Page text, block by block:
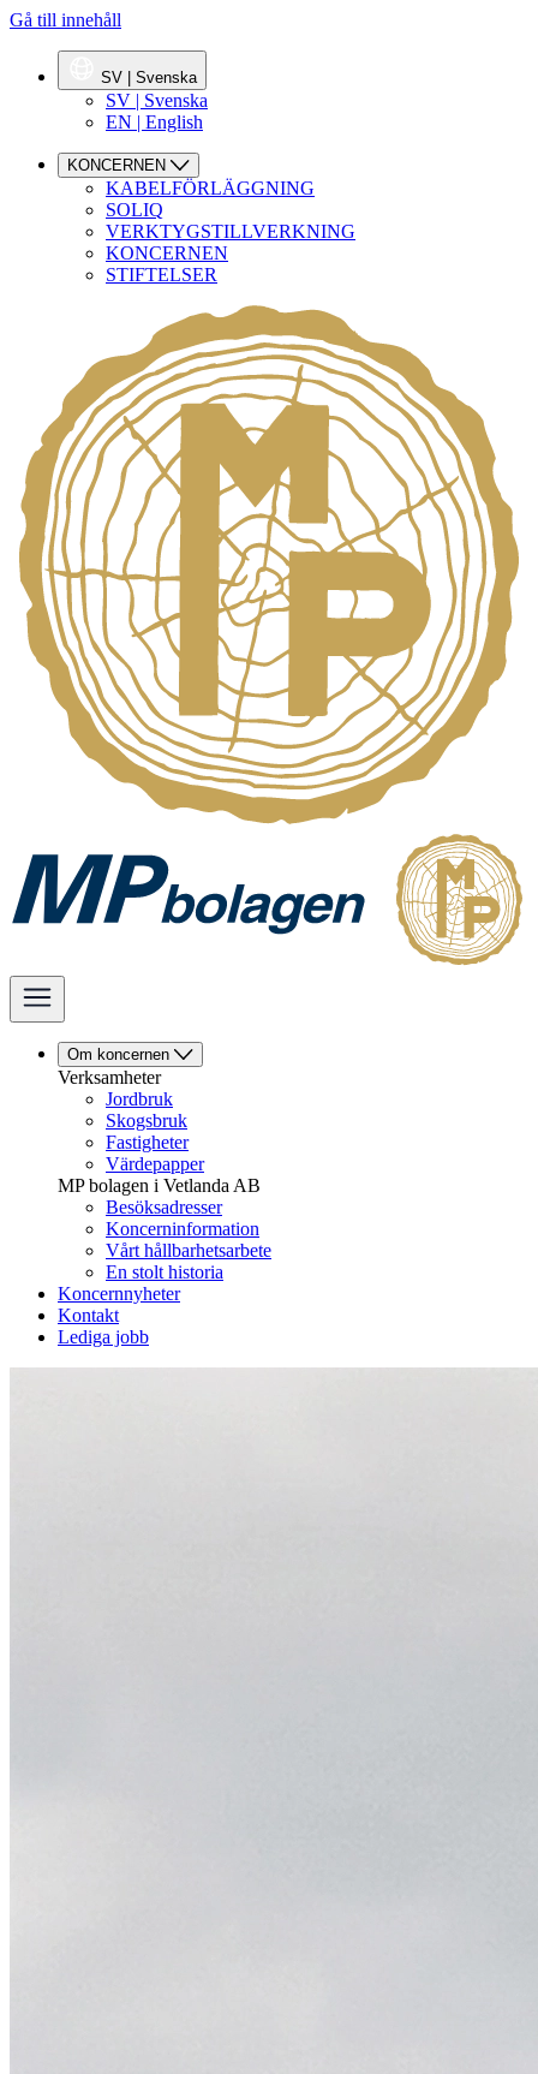
Gå till innehåll
SV | Svenska
SV | Svenska
EN | English
KONCERNEN
KABELFÖRLÄGGNING
SOLIQ
VERKTYGSTILLVERKNING
KONCERNEN
STIFTELSER
Om koncernen
Verksamheter
Jordbruk
Skogsbruk
Fastigheter
Värdepapper
MP bolagen i Vetlanda AB
Besöksadresser
Koncerninformation
Vårt hållbarhetsarbete
En stolt historia
Koncernnyheter
Kontakt
Lediga jobb